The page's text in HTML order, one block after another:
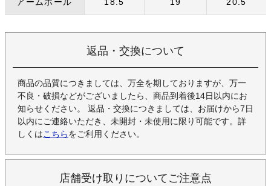
返品・交換について
商品の品質につきましては、万全を期しておりますが、万一
不良・破損などがございましたら、商品到着後14日以内にお
知らせください。 返品・交換につきましては、お届けから7日
以内にご連絡いただき、未開封・未使用に限り可能です。詳
しくはこちらをご利用ください。
店舗受け取りについてご注意点